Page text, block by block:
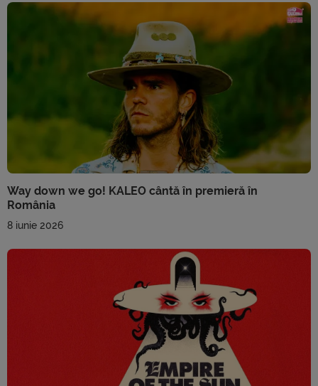
Way down we go! KALEO cântă în premieră în
România
8 iunie 2026